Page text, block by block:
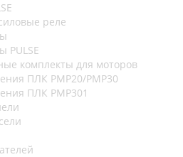
реле
PULSE
комплекты для моторов
ПЛК PMP20/PMP30
ПЛК PMP301